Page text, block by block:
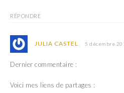
RÉPONDRE
JULIA CASTEL 5 décembre
Dernier commentaire :
Voici mes liens de partages :